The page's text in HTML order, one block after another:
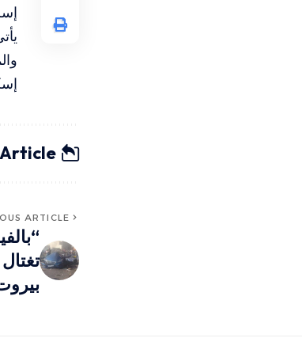
Article
ARTICLE